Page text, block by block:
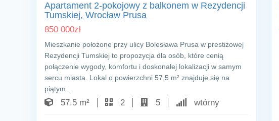
Apartament 2-pokojowy z balkonem w Rezydencji
Tumskiej, Wrocław Prusa
850 000zł
Mieszkanie położone przy ulicy Bolesława Prusa w prestiżowej
Rezydencji Tumskiej to propozycja dla osób, które cenią
połączenie wygody, komfortu i doskonałej lokalizacji w samym
sercu miasta. Lokal o powierzchni 57,5 m² znajduje się na
piątym…
57.5 m² 2 5 wtórny